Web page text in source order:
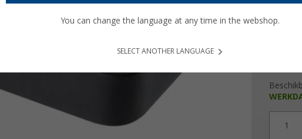
1
You can change the language at any time in the webshop.
SELECT ANOTHER LANGUAGE